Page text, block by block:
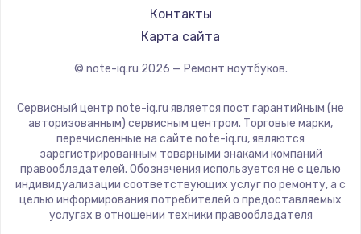
LG
Panasonic
ZTE
Hiper
Evga
Google
Echips
Контакты
Карта сайта
© note-iq.ru 2026 — Ремонт ноутбуков.
Сервисный центр note-iq.ru является пост гарантийным (не
авторизованным) сервисным центром. Торговые марки,
перечисленные на сайте note-iq.ru, являются
зарегистрированным товарными знаками компаний
правообладателей. Обозначения используется не с целью
индивидуализации соответствующих услуг по ремонту, а с
целью информирования потребителей о предоставляемых
услугах в отношении техники правообладателя